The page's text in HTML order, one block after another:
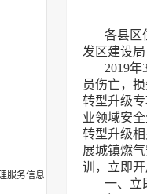
服务信息
各县区
发区建设
2019
员伤亡，
转型升级
业领域安
转型升级
展城镇燃
训，立即
一、立